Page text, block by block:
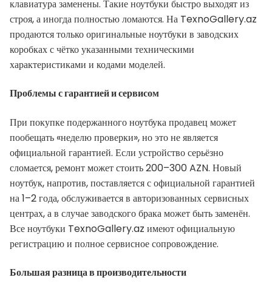
клавиатура заменены. Такие ноутбуки быстро выходят из
строя, а иногда полностью ломаются. На TexnoGallery.az
продаются только оригинальные ноутбуки в заводских
коробках с чётко указанными техническими
характеристиками и кодами моделей.
Проблемы с гарантией и сервисом
При покупке подержанного ноутбука продавец может
пообещать «неделю проверки», но это не является
официальной гарантией. Если устройство серьёзно
сломается, ремонт может стоить 200–300 AZN. Новый
ноутбук, напротив, поставляется с официальной гарантией
на 1–2 года, обслуживается в авторизованных сервисных
центрах, а в случае заводского брака может быть заменён.
Все ноутбуки TexnoGallery.az имеют официальную
регистрацию и полное сервисное сопровождение.
Большая разница в производительности